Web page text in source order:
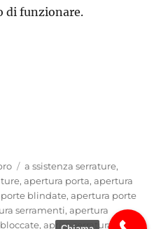
di funzionare.
Tag
a ssistenza serrature,
,apertura porta,apertura
blindate,apertura porte
serramenti,apertura
,aprire serratura